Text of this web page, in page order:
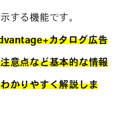
する機能です。
カタログ広告
意点など基本的な情報
かりやすく解説しま